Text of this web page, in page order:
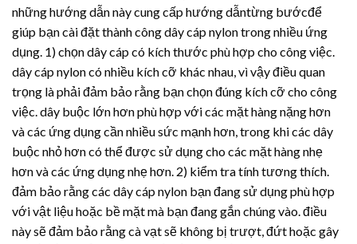
những hướng dẫn này cung cấp hướng dẫntừng bướcđể
giúp bạn cài đặt thành công dây cáp nylon trong nhiều ứng
dụng. 1) chọn dây cáp có kích thước phù hợp cho công việc.
dây cáp nylon có nhiều kích cỡ khác nhau, vì vậy điều quan
trọng là phải đảm bảo rằng bạn chọn đúng kích cỡ cho công
việc. dây buộc lớn hơn phù hợp với các mặt hàng nặng hơn
và các ứng dụng cần nhiều sức mạnh hơn, trong khi các dây
buộc nhỏ hơn có thể được sử dụng cho các mặt hàng nhẹ
hơn và các ứng dụng nhẹ hơn. 2) kiểm tra tính tương thích.
đảm bảo rằng các dây cáp nylon bạn đang sử dụng phù hợp
với vật liệu hoặc bề mặt mà bạn đang gắn chúng vào. điều
này sẽ đảm bảo rằng cà vạt sẽ không bị trượt, đứt hoặc gây